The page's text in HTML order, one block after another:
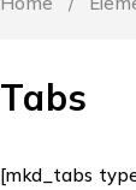
Tabs
[mkd_tabs